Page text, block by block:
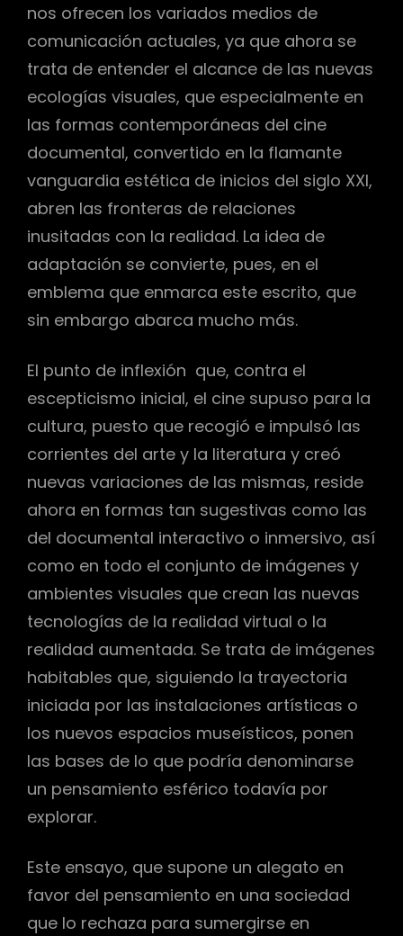
nos ofrecen los variados medios de
comunicación actuales, ya que ahora se
trata de entender el alcance de las nuevas
ecologías visuales, que especialmente en
las formas contemporáneas del cine
documental, convertido en la flamante
vanguardia estética de inicios del siglo XXI,
abren las fronteras de relaciones
inusitadas con la realidad. La idea de
adaptación se convierte, pues, en el
emblema que enmarca este escrito, que
sin embargo abarca mucho más.
El punto de inflexión que, contra el
escepticismo inicial, el cine supuso para la
cultura, puesto que recogió e impulsó las
corrientes del arte y la literatura y creó
nuevas variaciones de las mismas, reside
ahora en formas tan sugestivas como las
del documental interactivo o inmersivo, así
como en todo el conjunto de imágenes y
ambientes visuales que crean las nuevas
tecnologías de la realidad virtual o la
realidad aumentada. Se trata de imágenes
habitables que, siguiendo la trayectoria
iniciada por las instalaciones artísticas o
los nuevos espacios museísticos, ponen
las bases de lo que podría denominarse
un pensamiento esférico todavía por
explorar.
Este ensayo, que supone un alegato en
favor del pensamiento en una sociedad
que lo rechaza para sumergirse en